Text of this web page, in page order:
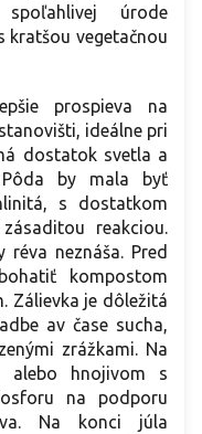
úrode
kratšou vegetačnou
prospieva na
ideálne pri
dostatok svetla a
Pôda by mala byť
s dostatkom
reakciou.
neznáša. Pred
kompostom
Zálievka je dôležitá
av čase sucha,
zrážkami. Na
alebo hnojivom s
na podporu
Na konci júla